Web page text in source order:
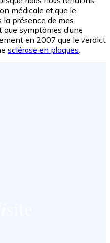
médicale et que le
présence de mes
symptômes d’une
en 2007 que le verdict
sclérose en plaques.